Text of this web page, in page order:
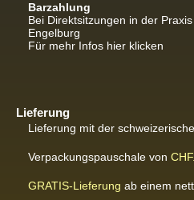
Barzahlung
Bei Direktsitzungen in der
Engelburg
Für mehr Infos hier klicken
Lieferung
Lieferung mit der
Verpackungspauschale von
GRATIS-Lieferung ab einem